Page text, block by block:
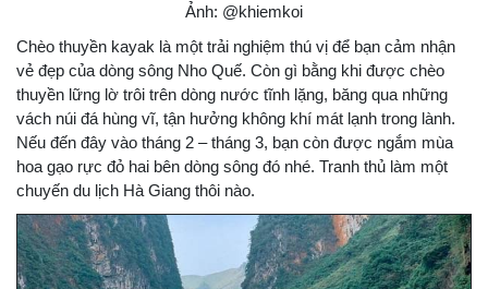
Ảnh: @khiemkoi
Chèo thuyền kayak là một trải nghiệm thú vị để bạn cảm nhận
vẻ đẹp của dòng sông Nho Quế. Còn gì bằng khi được chèo
thuyền lững lờ trôi trên dòng nước tĩnh lặng, băng qua những
vách núi đá hùng vĩ, tận hưởng không khí mát lạnh trong lành.
Nếu đến đây vào tháng 2 – tháng 3, bạn còn được ngắm mùa
hoa gạo rực đỏ hai bên dòng sông đó nhé. Tranh thủ làm một
chuyến du lịch Hà Giang thôi nào.